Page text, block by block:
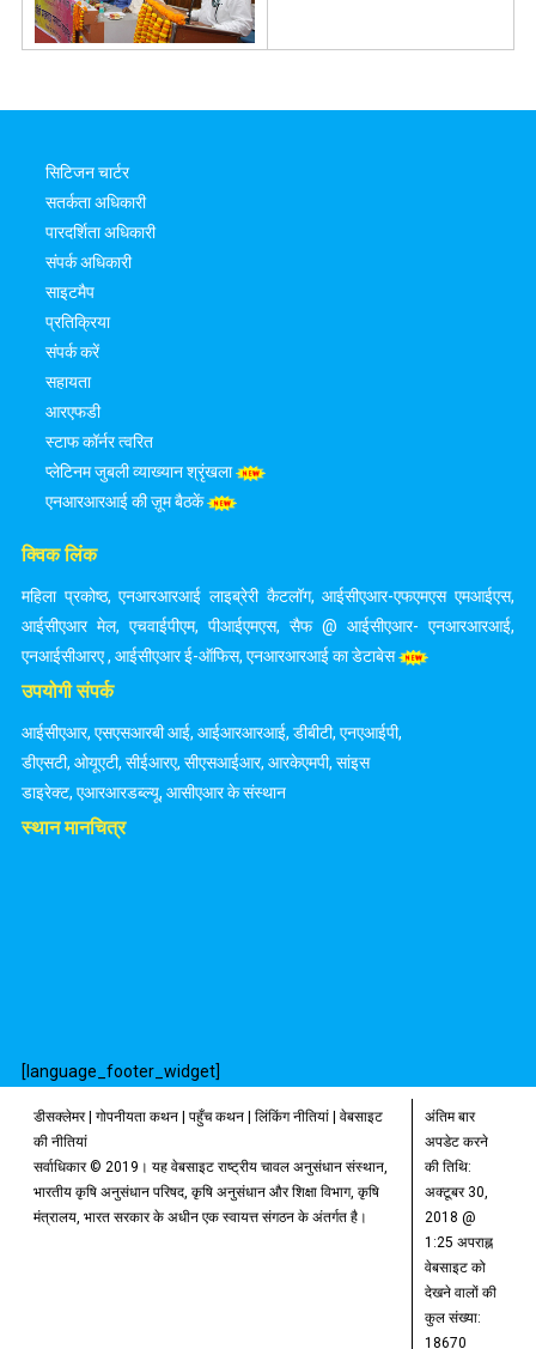
सिटिजन चार्टर
सतर्कता अधिकारी
पारदर्शिता अधिकारी
संपर्क अधिकारी
साइटमैप
प्रतिक्रिया
संपर्क करें
सहायता
आरएफडी
स्टाफ कॉर्नर त्वरित
प्लेटिनम जुबली व्याख्यान श्रृंखला
एनआरआरआई की ज़ूम बैठकें
क्विक लिंक
महिला प्रकोष्ठ, एनआरआरआई लाइब्रेरी कैटलॉग, आईसीएआर-एफएमएस एमआईएस,
आईसीएआर मेल, एचवाईपीएम, पीआईएमएस, सैफ @ आईसीएआर- एनआरआरआई,
एनआईसीआरए, आईसीएआर ई-ऑफिस, एनआरआरआई का डेटाबेस
उपयोगी संपर्क
आईसीएआर, एसएसआरबी आई, आईआरआरआई, डीबीटी, एनएआईपी,
डीएसटी, ओयूएटी, सीईआरए, सीएसआईआर, आरकेएमपी, सांइस
डाइरेक्ट, एआरआरडब्ल्यू, आसीएआर के संस्थान
स्थान मानचित्र
[language_footer_widget]
डीसक्लेमर| गोपनीयता कथन| पहुँच कथन| लिंकिंग नीतियां| वेबसाइट
की नीतियां
सर्वाधिकार © 2019। यह वेबसाइट राष्ट्रीय चावल अनुसंधान संस्थान,
भारतीय कृषि अनुसंधान परिषद, कृषि अनुसंधान और शिक्षा विभाग, कृषि
मंत्रालय, भारत सरकार के अधीन एक स्वायत्त संगठन के अंतर्गत है।
अंतिम बार
अपडेट करने
की तिथि:
अक्टूबर 30,
2018 @
1:25 अपराह्न
वेबसाइट को
देखने वालों की
कुल संख्या:
18670